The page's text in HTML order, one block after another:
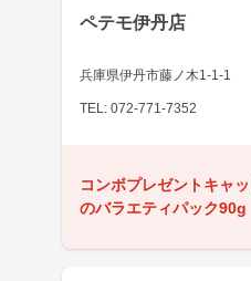
ペテモ伊丹店
兵庫県伊丹市藤ノ木1-1-1
TEL: 072-771-7352
コンボプレゼントキャ
のバラエティパック90g